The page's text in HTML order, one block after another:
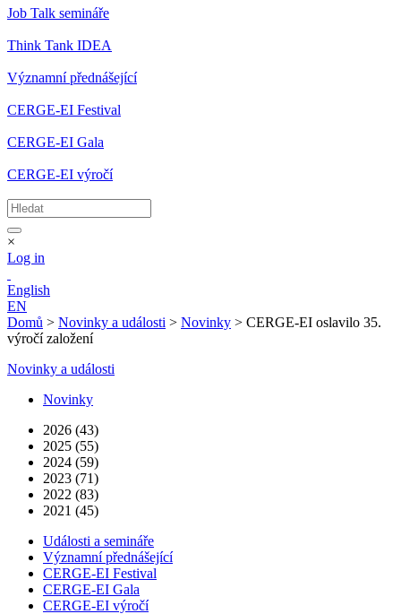
Job Talk semináře
Think Tank IDEA
Významní přednášející
CERGE-EI Festival
CERGE-EI Gala
CERGE-EI výročí
×
Log in
English
EN
Domů > Novinky a události > Novinky > CERGE-EI oslavilo 35.
výročí založení
Novinky a události
Novinky
2026 (43)
2025 (55)
2024 (59)
2023 (71)
2022 (83)
2021 (45)
Události a semináře
Významní přednášející
CERGE-EI Festival
CERGE-EI Gala
CERGE-EI výročí